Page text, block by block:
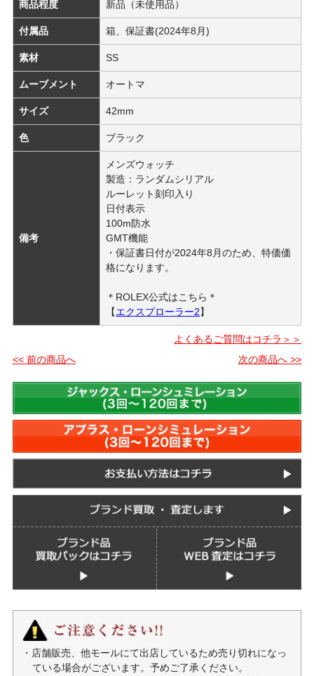
商品程度 新品（未使用品）
付属品 箱、保証書(2024年8月)
素材 SS
ムーブメント オートマ
サイズ 42mm
色 ブラック
備考
メンズウォッチ
製造：ランダムシリアル
ルーレット刻印入り
日付表示
100m防水
GMT機能
・保証書日付が2024年8月のため、特価価
格になります。
＊ROLEX公式はこちら＊
【エクスプローラー2】
よくあるご質問はコチラ＞＞
<< 前の商品へ
次の商品へ >>
・店舗販売、他モールにて出店しているため売り切れになっ
ている場合がございます。予めご了承ください。